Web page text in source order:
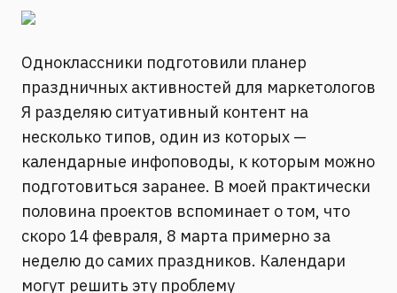
Одноклассники подготовили планер
праздничных активностей для маркетологов
Я разделяю ситуативный контент на
несколько типов, один из которых —
календарные инфоповоды, к которым можно
подготовиться заранее. В моей практически
половина проектов вспоминает о том, что
скоро 14 февраля, 8 марта примерно за
неделю до самих праздников. Календари
могут решить эту проблему